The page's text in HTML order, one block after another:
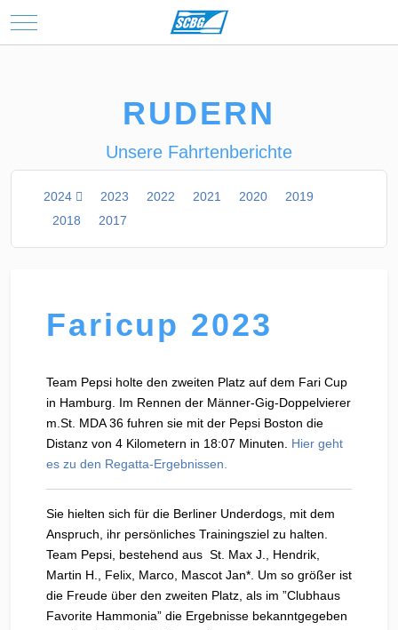
Mobile Menu Toggle
RUDERN
Unsere Fahrtenberichte
2024 2023 2022 2021 2020
2019
2018
2017
Faricup 2023
Team Pepsi holte den zweiten Platz auf dem Fari Cup
in Hamburg. Im Rennen der Männer-Gig-Doppelvierer
m.St. MDA 36 fuhren sie mit der Pepsi Boston die
Distanz von 4 Kilometern in 18:07 Minuten. Hier geht
es zu den Regatta-Ergebnissen.
Sie hielten sich für die Berliner Underdogs, mit dem
Anspruch, ihr persönliches Trainingsziel zu halten.
Team Pepsi, bestehend aus St. Max J., Hendrik,
Martin H., Felix, Marco, Mascot Jan*. Um so größer ist
die Freude über den zweiten Platz, als im ”Clubhaus
Favorite Hammonia” die Ergebnisse bekanntgegeben